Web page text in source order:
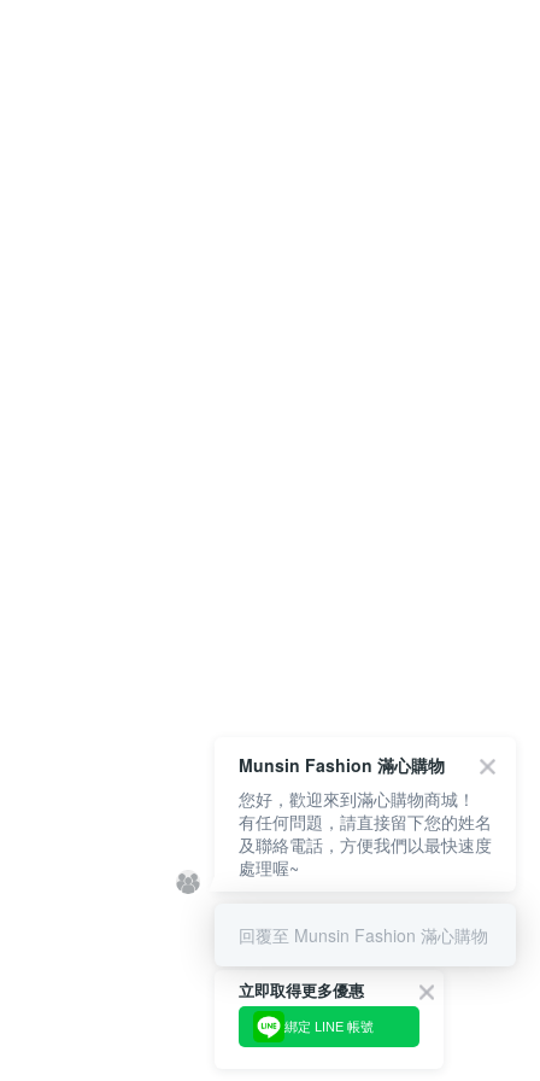
立即取得更多優惠
綁定 LINE 帳號
Munsin Fashion 滿心購物
您好，歡迎來到滿心購物商城！
有任何問題，請直接留下您的姓名
及聯絡電話，方便我們以最快速度
處理喔~
回覆至 Munsin Fashion 滿心購物